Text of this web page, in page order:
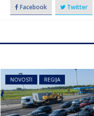
Facebook Twitter
NOVOSTI REGIJA